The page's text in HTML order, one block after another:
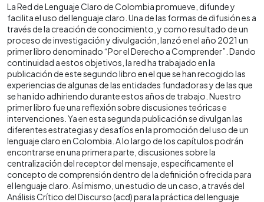
La Red de Lenguaje Claro de Colombia promueve, difunde y
facilita el uso del lenguaje claro. Una de las formas de difusión es a
través de la creación de conocimiento, y como resultado de un
proceso de investigación y divulgación, lanzó en el año 2021 un
primer libro denominado “Por el Derecho a Comprender”. Dando
continuidad a estos objetivos, la red ha trabajado en la
publicación de este segundo libro en el que se han recogido las
experiencias de algunas de las entidades fundadoras y de las que
se han ido adhiriendo durante estos años de trabajo. Nuestro
primer libro fue una reflexión sobre discusiones teóricas e
intervenciones. Ya en esta segunda publicación se divulgan las
diferentes estrategias y desafíos en la promoción del uso de un
lenguaje claro en Colombia. A lo largo de los capítulos podrán
encontrarse en una primera parte, discusiones sobre la
centralización del receptor del mensaje, específicamente el
concepto de comprensión dentro de la definición ofrecida para
el lenguaje claro. Así mismo, un estudio de un caso, a través del
Análisis Crítico del Discurso (acd) para la práctica del lenguaje